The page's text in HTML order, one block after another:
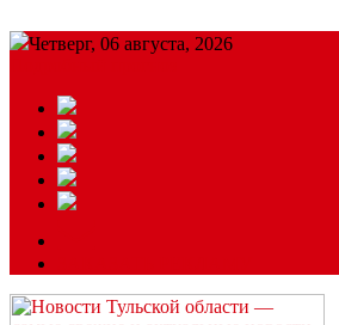
Четверг, 06 августа, 2026